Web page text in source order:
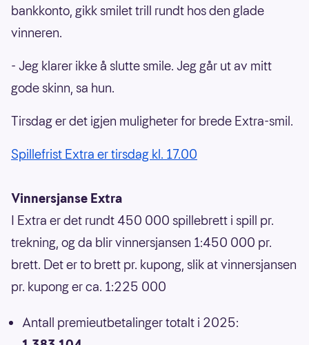
bankkonto, gikk smilet trill rundt hos den glade
vinneren.
- Jeg klarer ikke å slutte smile. Jeg går ut av mitt
gode skinn, sa hun.
Tirsdag er det igjen muligheter for brede Extra-smil.
Spillefrist Extra er tirsdag kl. 17.00
Vinnersjanse Extra
I Extra er det rundt 450 000 spillebrett i spill pr.
trekning, og da blir vinnersjansen 1:450 000 pr.
brett. Det er to brett pr. kupong, slik at vinnersjansen
pr. kupong er ca. 1:225 000
Antall premieutbetalinger totalt i 2025: